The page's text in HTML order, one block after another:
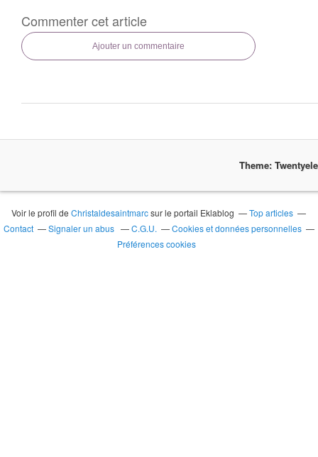
Commenter cet article
Ajouter un commentaire
Theme:
Voir le profil deChristaldesaintmarcsur le portail Eklablog
Top articles
Contact
Signaler un abus C.G.U.
Cookies et données personnelles
Préférences cookies